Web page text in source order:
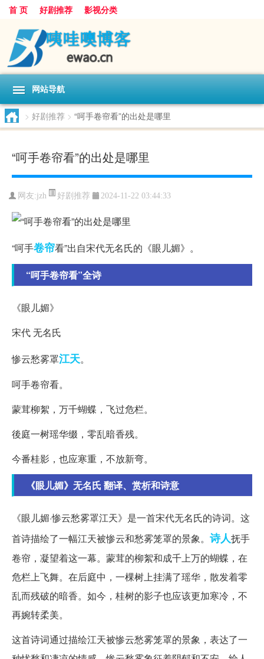
首 页 好剧推荐 影视分类
网站导航
> 好剧推荐 > “呵手卷帘看”的出处是哪里
“呵手卷帘看”的出处是哪里
网友:jzh 好剧推荐 2024-11-22 03:44:33
“呵手卷帘看”出自宋代无名氏的《眼儿媚》。
“呵手卷帘看”全诗
《眼儿媚》
宋代 无名氏
惨云愁雾罩江天。
呵手卷帘看。
蒙茸柳絮，万千蝴蝶，飞过危栏。
後庭一树瑶华缀，零乱暗香残。
今番桂影，也应寒重，不放新弯。
《眼儿媚》无名氏 翻译、赏析和诗意
《眼儿媚·惨云愁雾罩江天》是一首宋代无名氏的诗词。这
首诗描绘了一幅江天被惨云和愁雾笼罩的景象。 诗人抚手
卷帘，凝望着这一幕。蒙茸的柳絮和成千上万的蝴蝶，在
危栏上飞舞。在后庭中，一棵树上挂满了瑶华，散发着零
乱而残破的暗香。如今，桂树的影子也应该更加寒冷，不
再婉转柔美。
这首诗词通过描绘江天被惨云愁雾笼罩的景象，表达了一